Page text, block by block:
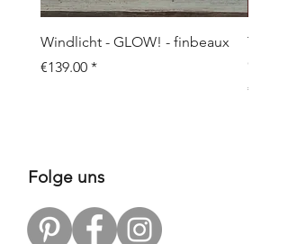
Windlicht - GLOW! - finbeaux
Price
€139.00
Topf/
Price
€109.00
Folge uns